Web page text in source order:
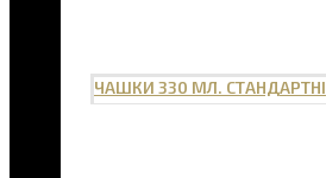
ЧАШКИ 330 МЛ. СТАНДАРТНІ